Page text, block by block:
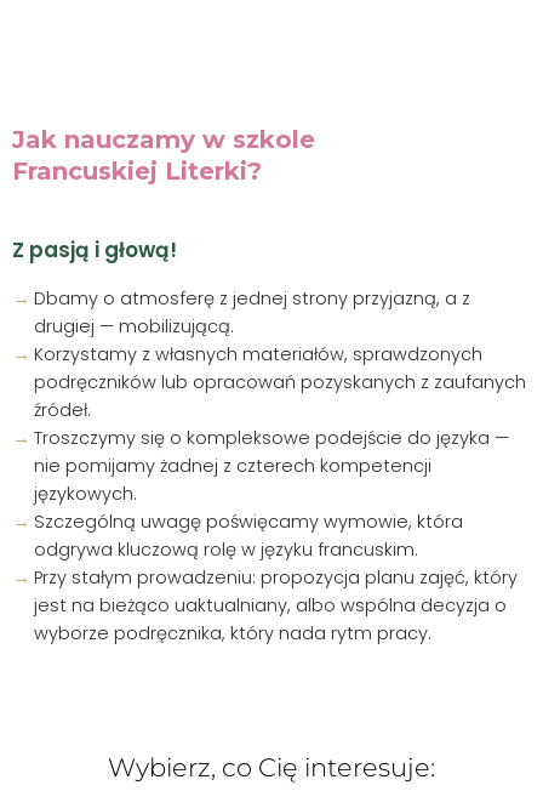
Jak nauczamy w szkole
Francuskiej Literki?
Z pasją i głową!
Dbamy o atmosferę z jednej strony przyjazną, a z
drugiej — mobilizującą.
Korzystamy z własnych materiałów, sprawdzonych
podręczników lub opracowań pozyskanych z zaufanych
źródeł.
Troszczymy się o kompleksowe podejście do języka —
nie pomijamy żadnej z czterech kompetencji
językowych.
Szczególną uwagę poświęcamy wymowie, która
odgrywa kluczową rolę w języku francuskim.
Przy stałym prowadzeniu: propozycja planu zajęć, który
jest na bieżąco uaktualniany, albo wspólna decyzja o
wyborze podręcznika, który nada rytm pracy.
Wybierz, co Cię interesuje: